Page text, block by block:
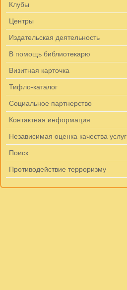
Клубы
Центры
Издательская деятельность
В помощь библиотекарю
Визитная карточка
Тифло-каталог
Социальное партнерство
Контактная информация
Независимая оценка качества услуг
Поиск
Противодействие терроризму